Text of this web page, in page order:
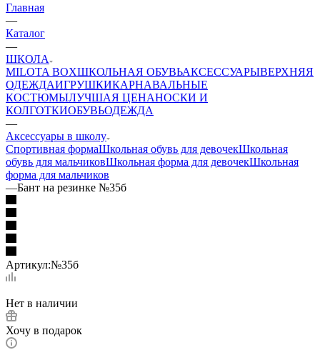
Главная
—
Каталог
—
ШКОЛА
MILOTA BOXШКОЛЬНАЯ ОБУВЬАКСЕССУАРЫВЕРХНЯЯ
ОДЕЖДАИГРУШКИКАРНАВАЛЬНЫЕ
КОСТЮМЫЛУЧШАЯ ЦЕНАНОСКИ И
КОЛГОТКИОБУВЬОДЕЖДА
—
Аксессуары в школу
Спортивная формаШкольная обувь для девочекШкольная
обувь для мальчиковШкольная форма для девочекШкольная
форма для мальчиков
—Бант на резинке №35б
Артикул:№35б
Нет в наличии
Хочу в подарок